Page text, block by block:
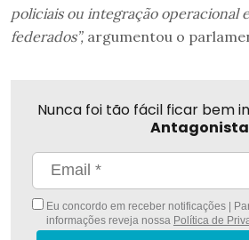
policiais ou integração operacional
federados”, argumentou o
Nunca foi tão fácil ficar bem
Antagonista
Eu concordo em receber notificações |
informações reveja nossa Política de